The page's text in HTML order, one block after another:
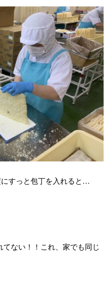
すっと包丁を入れると…
てない！！これ、家でも同じ